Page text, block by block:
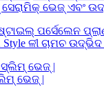
ଭେଜ୍ ଏବଂ
ଳୀ ଚାମଚ ଉଦ୍ଭିଦ
ଭେଜ୍ |